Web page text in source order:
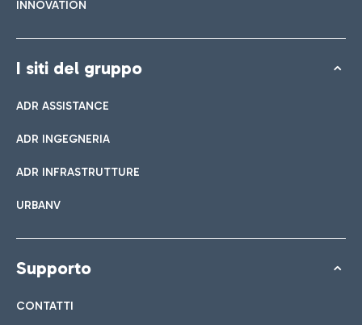
INNOVATION
I siti del gruppo
ADR ASSISTANCE
ADR INGEGNERIA
ADR INFRASTRUTTURE
URBANV
Supporto
CONTATTI